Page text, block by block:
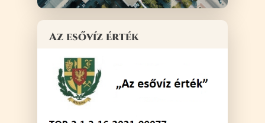
Az esővíz érték